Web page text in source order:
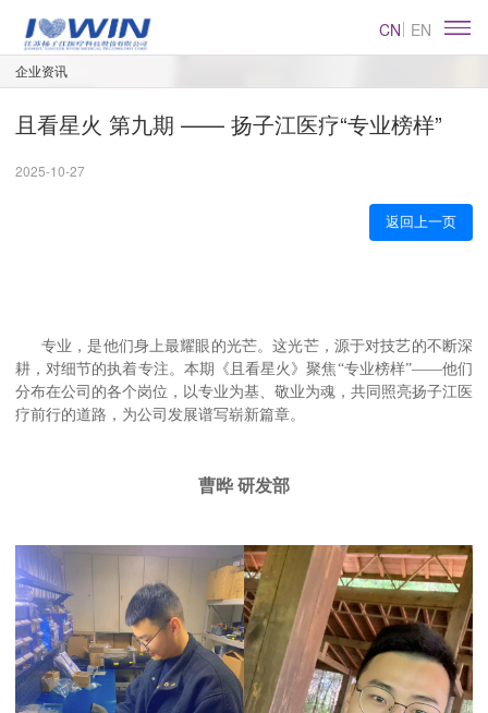
CN EN
企业资讯
且看星火 第九期 —— 扬子江医疗“专业榜样”
2025-10-27
返回上一页
专业，是他们身上最耀眼的光芒。这光芒，源于对技艺的不断深
耕，对细节的执着专注。本期《且看星火》聚焦“专业榜样”——他们
分布在公司的各个岗位，以专业为基、敬业为魂，共同照亮扬子江医
疗前行的道路，为公司发展谱写崭新篇章。
曹晔 研发部